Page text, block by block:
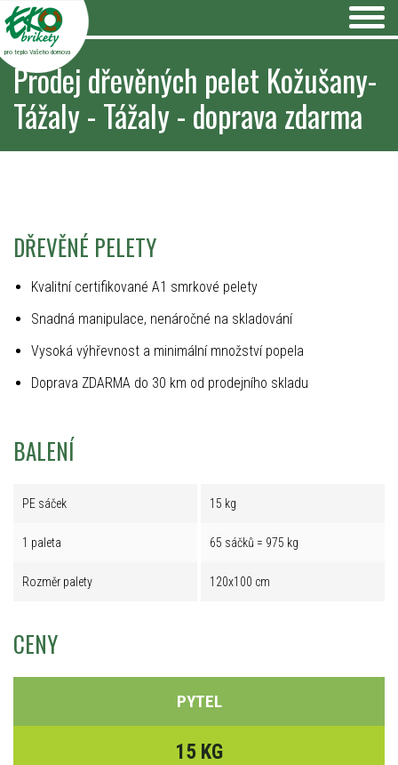
pro teplo Vašeho domova
Prodej dřevěných pelet Kožušany-
Tážaly - Tážaly - doprava zdarma
DŘEVĚNÉ PELETY
Kvalitní certifikované A1 smrkové pelety
Snadná manipulace, nenáročné na skladování
Vysoká výhřevnost a minimální množství popela
Doprava ZDARMA do 30 km od prodejního skladu
BALENÍ
PE sáček 15 kg
1 paleta 65 sáčků = 975 kg
Rozměr palety 120x100 cm
CENY
PYTEL
15 KG